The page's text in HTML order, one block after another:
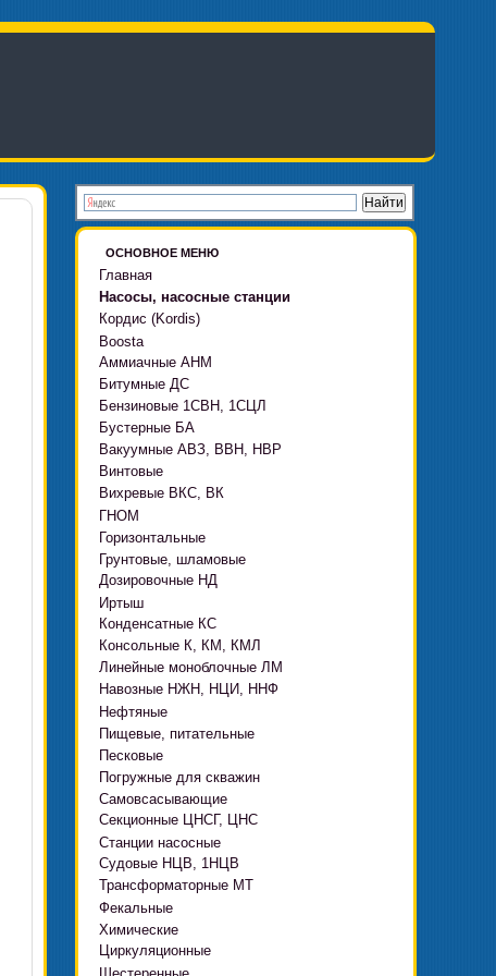
ОСНОВНОЕ МЕНЮ
Главная
Насосы, насосные станции
Кордис (Kordis)
Boosta
Boosta-F
Boosta-L
Boosta-APD установки
Аммиачные АНМ
Битумные ДС
Бензиновые 1СВН, 1СЦЛ
Бустерные БА
Вакуумные АВЗ, ВВН, НВР
Винтовые
Вихревые ВКС, ВК
ГНОМ
Грязевые
Ф, Фр
с HMS Control
Горизонтальные
Д, 1Д
ЦН
DeLium
Грунтовые, шламовые
ГРАТ, ГРАК, ГРАР
ВШН
Дозировочные НД
Иртыш
ПФ, НФ, ПД
ЦМЛ
ЦМК
Конденсатные КС
Консольные К, КМ, КМЛ
Линейные моноблочные ЛМ
Навозные НЖН, НЦИ, ННФ
Нефтяные
НВ, НВЕ, НДВ
КМC
4(5,6)НК
КМХ Адонис
Пищевые, питательные
ОНЦ, СНЦ
ЦВК
ПЭ
Поршневые на пару
Песковые
П, ПР, ПБ, ПК, ПРВП
ППР, ППК вертикальные
Погружные для скважин
ЭЦВ Ливнынасос
ЭЦВ Промбурвод
2ЭЦВ
БЦП М
CRS
СПА 4
Самовсасывающие
АНС
С-569
С-245
Секционные ЦНСГ, ЦНС
Станции насосные
СУЗ, HMS Control
Автоматические САУ
Садовые Ингро CAM
Судовые НЦВ, 1НЦВ
Трансформаторные МТ
Фекальные
СМ, 1СМ, 2СМ
СД, СДВ
Химические
Х
Циркуляционные